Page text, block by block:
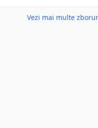
Vezi mai multe